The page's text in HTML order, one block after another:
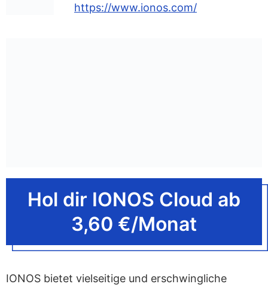
https://www.ionos.com/
Hol dir IONOS Cloud ab
3,60 €/Monat
IONOS bietet vielseitige und erschwingliche